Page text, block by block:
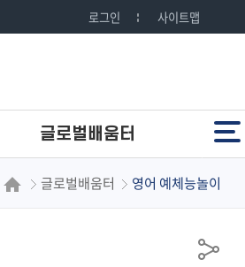
로그인 사이트맵
글로벌배움터
체험
전체메뉴
글로벌배움터 영어 예체능놀이
공